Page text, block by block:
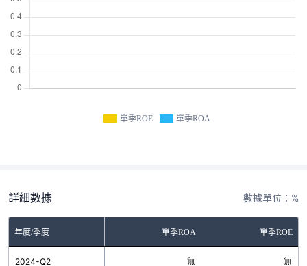
單季ROE 單季ROA
詳細數據 數據單位：%
年度/季度 單季ROA 單季ROE
2024-Q2 無 無